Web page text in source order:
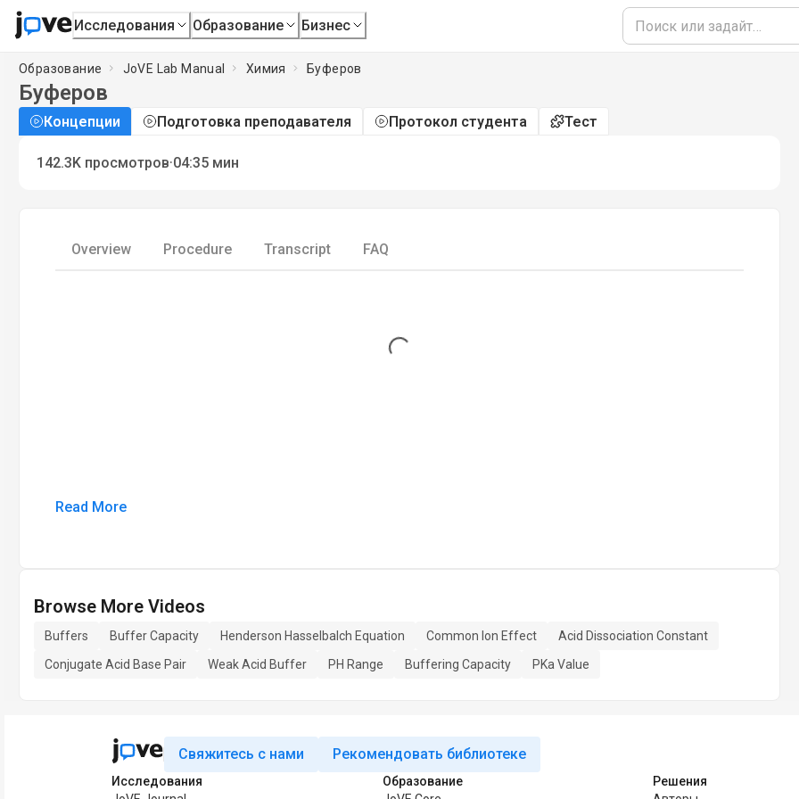
Исследования Образование Бизнес
Образование JoVE Lab Manual Химия Буферов
Буферов
Концепции Подготовка преподавателя Протокол студента Тест
142.3K просмотров·04:35 мин
Overview Procedure Transcript FAQ
Loading...
Read More
Browse More Videos
Buffers Buffer Capacity Henderson Hasselbalch Equation Common Ion Effect
Acid Dissociation Constant
Conjugate Acid Base Pair
Weak Acid Buffer PH Range Buffering Capacity PKa Value
Свяжитесь с нами Рекомендовать библиотеке
Исследования
Образование
Решения